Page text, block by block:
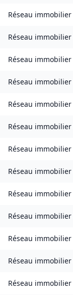
Réseau immobilier
Réseau immobilier
Réseau immobilier
Réseau immobilier
Réseau immobilier
Réseau immobilier
Réseau immobilier
Réseau immobilier
Réseau immobilier
Réseau immobilier
Réseau immobilier
Réseau immobilier
Réseau immobilier